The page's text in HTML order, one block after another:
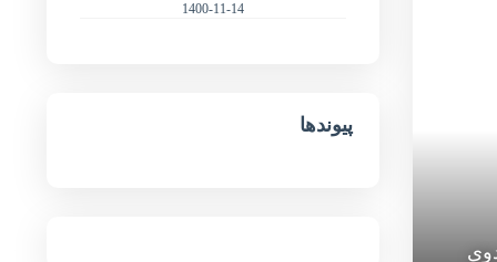
1400-11-14
پیوندها